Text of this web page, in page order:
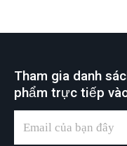
Tham gia danh
phẩm trực tiếp